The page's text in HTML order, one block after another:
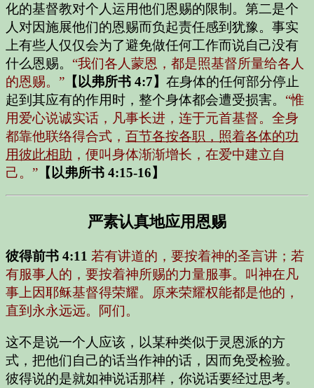
化的基督教对个人运用他们恩赐的限制。第二是个
人对因施展他们的恩赐而负起责任感到犹豫。事实
上有些人仅仅会为了避免做任何工作而说自己没有
什么恩赐。 “我们各人蒙恩，都是照基督所量给各人
的恩赐。” 【以弗所书 4:7】 在身体的任何部分停止
起到其应有的作用时，整个身体都会遭受损害。 “惟
用爱心说诚实话，凡事长进，连于元首基督。全身
都靠他联络得合式， 百节各按各职，照着各体的功
用彼此相助 ，便叫身体渐渐增长，在爱中建立自
己。” 【以弗所书 4:15-16】
严素认真地应用恩赐
彼得前书 4:11 若有讲道的，要按着神的圣言讲；若
有服事人的，要按着神所赐的力量服事。叫神在凡
事上因耶稣基督得荣耀。原来荣耀权能都是他的，
直到永永远远。阿们。
这不是说一个人应该，以某种类似于灵恩派的方
式，把他们自己的话当作神的话，因而免受检验。
彼得说的是就如神说话那样，你说话要经过思考。